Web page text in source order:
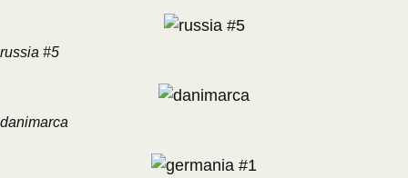
russia #5
danimarca